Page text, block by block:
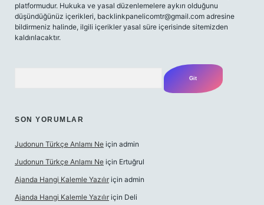
platformudur. Hukuka ve yasal düzenlemelere aykırı olduğunu
düşündüğünüz içerikleri, backlinkpanelicomtr@gmail.com adresine
bildirmeniz halinde, ilgili içerikler yasal süre içerisinde sitemizden
kaldırılacaktır.
SON YORUMLAR
Judonun Türkçe Anlamı Ne için admin
Judonun Türkçe Anlamı Ne için Ertuğrul
Ajanda Hangi Kalemle Yazılır için admin
Ajanda Hangi Kalemle Yazılır için Deli